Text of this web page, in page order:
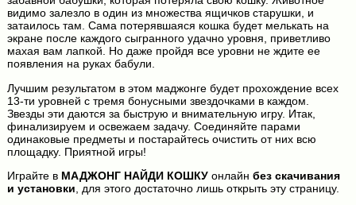
видимо залезло в один из множества ящичков старушки, и
затаилось там. Сама потерявшаяся кошка будет мелькать на
экране после каждого сыгранного удачно уровня, приветливо
махая вам лапкой. Но даже пройдя все уровни не ждите ее
появления на руках бабули.
Лучшим результатом в этом маджонге будет прохождение всех
13-ти уровней с тремя бонусными звездочками в каждом.
Звезды эти даются за быструю и внимательную игру. Итак,
финализируем и освежаем задачу. Соединяйте парами
одинаковые предметы и постарайтесь очистить от них всю
площадку. Приятной игры!
Играйте в МАДЖОНГ НАЙДИ КОШКУонлайн без скачивания
и установки , для этого достаточно лишь открыть эту страницу.